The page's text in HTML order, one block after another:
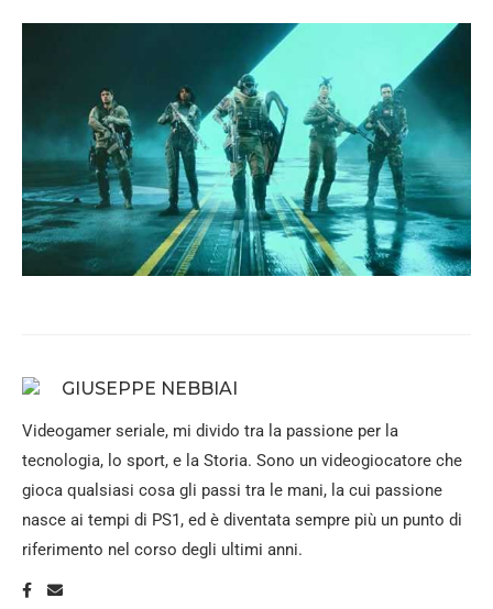
GIUSEPPE NEBBIAI
Videogamer seriale, mi divido tra la passione per la
tecnologia, lo sport, e la Storia. Sono un videogiocatore che
gioca qualsiasi cosa gli passi tra le mani, la cui passione
nasce ai tempi di PS1, ed è diventata sempre più un punto di
riferimento nel corso degli ultimi anni.